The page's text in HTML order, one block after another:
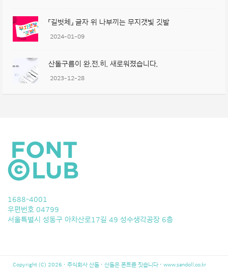
「길벗체」 글자 위 나부끼는 무지갯빛 깃발
2024-01-09
산돌구름이 완.전.히. 새로워졌습니다.
2023-12-28
1688-4001
우편번호 04799
서울특별시 성동구 아차산로17길 49 성수생각공장 6층
Copyright (C) 2026 · 주식회사 산돌 · 산돌은 폰트를 짓습니다 · www.sandoll.co.kr